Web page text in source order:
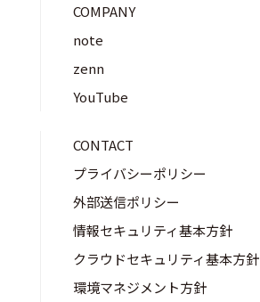
COMPANY
note
zenn
YouTube
CONTACT
プライバシーポリシー
外部送信ポリシー
情報セキュリティ基本方針
クラウドセキュリティ基本方針
環境マネジメント方針